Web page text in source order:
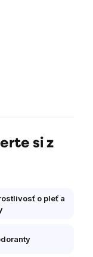
si z
o pleť a